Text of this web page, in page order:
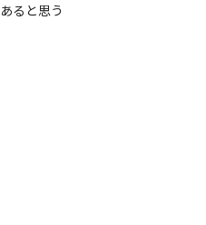
ると思う